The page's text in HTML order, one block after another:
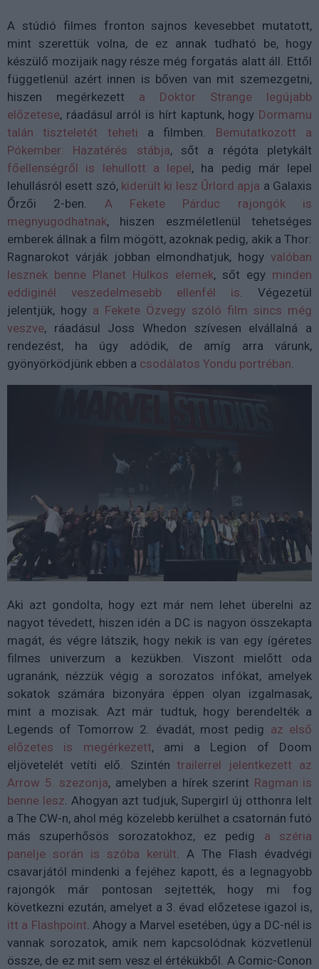
A stúdió filmes fronton sajnos kevesebbet mutatott,
mint szerettük volna, de ez annak tudható be, hogy
készülő mozijaik nagy része még forgatás alatt áll. Ettől
függetlenül azért innen is bőven van mit szemezgetni,
hiszen megérkezett a Doktor Strange legújabb
előzetese, ráadásul arról is hírt kaptunk, hogy Dormamu
talán tiszteletét teheti a filmben. Bemutatkozott a
Pókember: Hazatérés stábja, sőt a régóta pletykált
főellenségről is lehullott a lepel, ha pedig már lepel
lehullásról esett szó, kiderült ki lesz Űrlord apja a Galaxis
Őrzői 2-ben. A Fekete Párduc rajongók is
megnyugodhatnak, hiszen eszméletlenül tehetséges
emberek állnak a film mögött, azoknak pedig, akik a Thor:
Ragnarokot várják jobban elmondhatjuk, hogy valóban
lesznek benne Planet Hulkos elemek, sőt egy minden
eddiginél veszedelmesebb ellenfél is . Végezetül
jelentjük, hogy a Fekete Özvegy szóló film sincs még
veszve, ráadásul Joss Whedon szívesen elvállalná a
rendezést, ha úgy adódik, de amíg arra várunk,
gyönyörködjünk ebben a csodálatos Yondu portréban
Aki azt gondolta, hogy ezt már nem lehet überelni az
nagyot tévedett, hiszen idén a DC is nagyon összekapta
magát, és végre látszik, hogy nekik is van egy ígéretes
filmes univerzum a kezükben. Viszont mielőtt oda
ugranánk, nézzük végig a sorozatos infókat, amelyek
sokatok számára bizonyára éppen olyan izgalmasak,
mint a mozisak. Azt már tudtuk, hogy berendelték a
Legends of Tomorrow 2. évadát, most pedig az első
előzetes is megérkezett, ami a Legion of Doom
eljövetelét vetíti elő. Szinténtrailerrel jelentkezett az
Arrow 5. szezonja, amelyben a hírek szerint Ragman is
benne lesz. Ahogyan azt tudjuk, Supergirl új otthonra lelt
a The CW-n, ahol még közelebb kerülhet a csatornán futó
más szuperhősös sorozatokhoz, ez pedig a széria
panelje során is szóba került. A The Flash évadvégi
csavarjától mindenki a fejéhez kapott, és a legnagyobb
rajongók már pontosan sejtették, hogy mi fog
következni ezután, amelyet a 3. évad előzetese igazol is,
itt a Flashpoint. Ahogy a Marvel esetében, úgy a DC-nél is
vannak sorozatok, amik nem kapcsolódnak közvetlenül
össze, de ez mit sem vesz el értékükből. A Comic-Conon